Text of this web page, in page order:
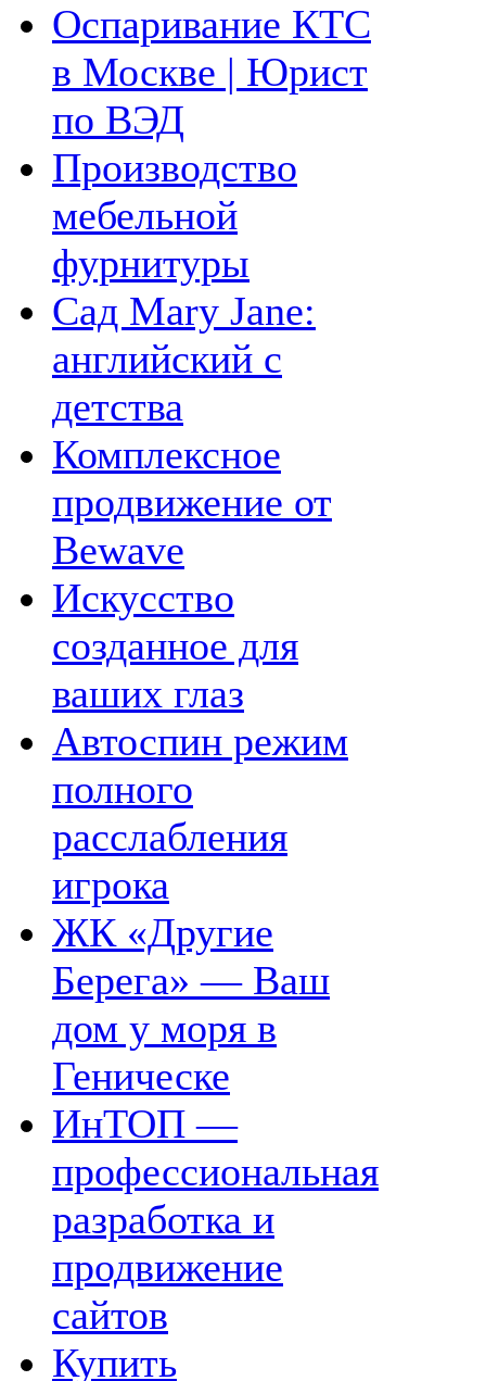
Оспаривание КТС
в Москве | Юрист
по ВЭД
Производство
мебельной
фурнитуры
Сад Mary Jane:
английский с
детства
Комплексное
продвижение от
Bewave
Искусство
созданное для
ваших глаз
Автоспин режим
полного
расслабления
игрока
ЖК «Другие
Берега» — Ваш
дом у моря в
Геническе
ИнТОП —
профессиональная
разработка и
продвижение
сайтов
Купить